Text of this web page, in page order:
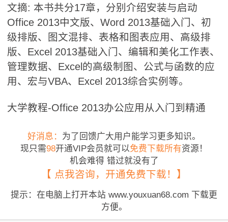
文摘: 本书共分17章，分别介绍安装与启动
Office 2013中文版、Word 2013基础入门、初
级排版、图文混排、表格和图表应用、高级排
版、Excel 2013基础入门、编辑和美化工作表、
管理数据、Excel的高级制图、公式与函数的应
用、宏与VBA、Excel 2013综合实例等。
大学教程-Office 2013办公应用从入门到精通
好消息： 为了回馈广大用户能学习更多知识。
现只需98开通VIP会员就可以免费下载所有资源！
机会难得 错过就没有了
【 点我咨询，开通免费下载！】
提示：在电脑上打开本站 www.youxuan68.com 下载更
方便。